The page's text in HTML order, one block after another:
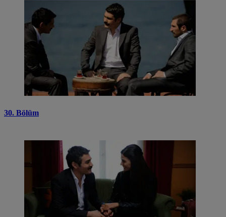
30. Bölüm